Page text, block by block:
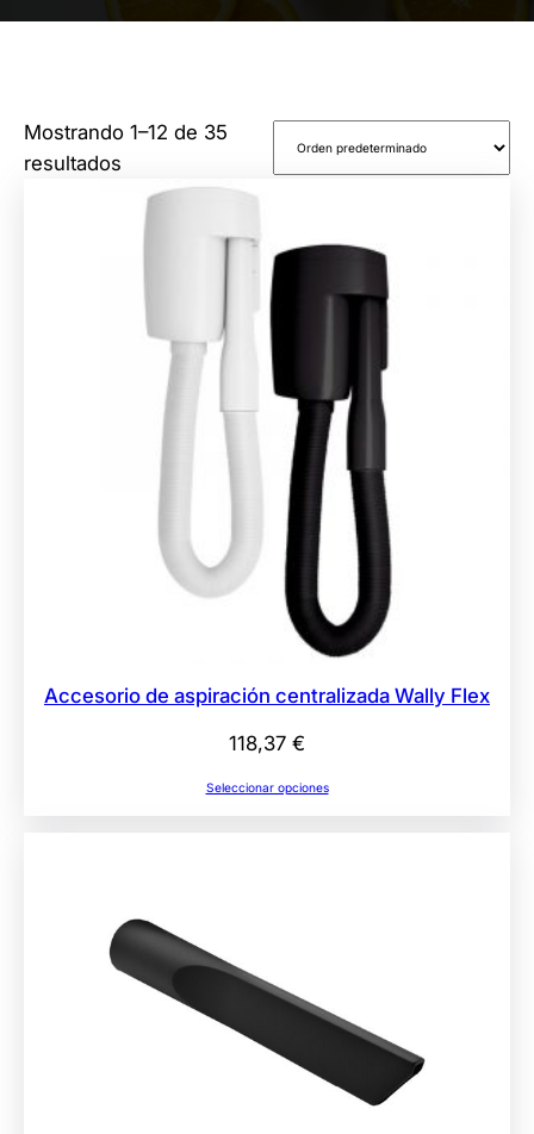
Mostrando 1–12 de 35
resultados
Accesorio de aspiración centralizada Wally Flex
118,37 €
Seleccionar opciones